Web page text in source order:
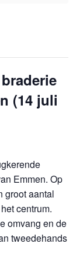
(14 juli
Emmen. Op
groot aantal
centrum.
omvang en de
tweedehands